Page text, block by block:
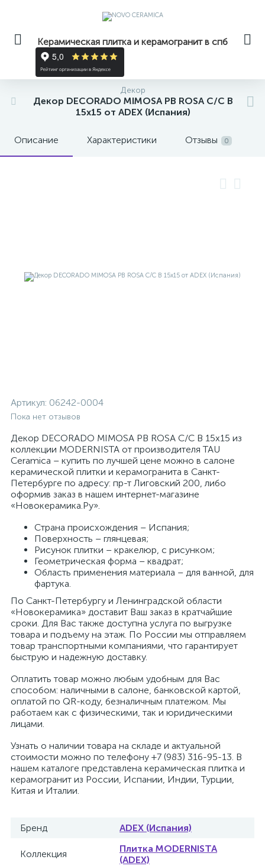
Керамическая плитка и керамогранит в спб
Декор
Декор DECORADO MIMOSA PB ROSA C/C B
15x15 от ADEX (Испания)
Описание Характеристики Отзывы 0
Артикул: 06242-0004
Пока нет отзывов
Декор DECORADO MIMOSA PB ROSA C/C B 15x15 из
коллекции MODERNISTA от производителя TAU
Ceramica – купить по лучшей цене можно в салоне
керамической плитки и керамогранита в Санкт-
Петербурге по адресу: пр-т Лиговский 200, либо
оформив заказ в нашем интернет-магазине
«Новокерамика.Ру».
Страна происхождения – Испания;
Поверхность – глянцевая;
Рисунок плитки – кракелюр, с рисунком;
Геометрическая форма – квадрат;
Область применения материала – для ванной, для
фартука.
По Санкт-Петербургу и Ленинградской области
«Новокерамика» доставит Ваш заказ в кратчайшие
сроки. Для Вас также доступна услуга по выгрузке
товара и подъему на этаж. По России мы отправляем
товар транспортными компаниями, что гарантирует
быструю и надежную доставку.
Оплатить товар можно любым удобным для Вас
способом: наличными в салоне, банковской картой,
оплатой по QR-коду, безналичным платежом. Мы
работаем как с физическими, так и юридическими
лицами.
Узнать о наличии товара на складе и актуальной
стоимости можно по телефону +7 (983) 316-95-13. В
нашем каталоге представлена керамическая плитка и
керамогранит из России, Испании, Индии, Турции,
Китая и Италии.
Бренд ADEX (Испания)
Коллекция
Плитка MODERNISTA
(ADEX)